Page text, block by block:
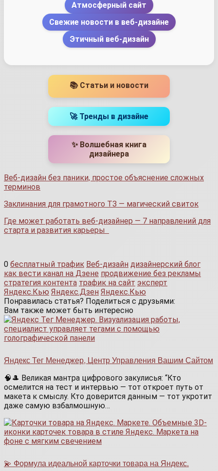
Атмосферный сайт
Свежие новости в веб-дизайне
Этичный веб-дизайн
📚 Статьи и новости
🚀 Тренды в дизайне
✨ Волшебная книга
дизайнера
Веб-дизайн без паники, простое объяснение сложных
терминов
Заклинания для грамотного ТЗ — магический свиток
Где может работать веб-дизайнер — 7 направлений для
старта и развития карьеры
0 бесплатный трафик Веб-дизайн дизайнерский блог
как вести канал на Дзене продвижение без рекламы
стратегия контента трафик на сайт эксперт
Яндекс.Кью Яндекс.Дзен Яндекс.Кью
Понравилась статья? Поделиться с друзьями:
Вам также может быть интересно
Яндекс Тег Менеджер, Центр Управления Вашим Сайтом
🧠🎩 Великая мантра цифрового закулисья: “Кто
осмелится на тест и интервью — тот откроет путь от
макета к смыслу. Кто доверится данным — тот укротит
даже самую взбалмошную…
💫 Формула идеальной карточки товара на Яндекс.